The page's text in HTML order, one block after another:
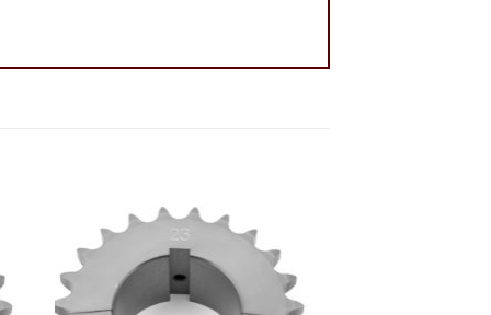
Add to
wishlist